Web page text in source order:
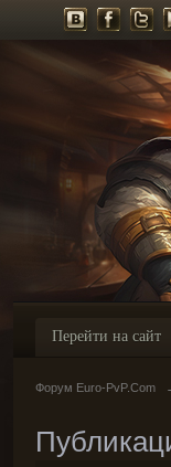
Перейти на сайт
Форум Euro-PvP.Com